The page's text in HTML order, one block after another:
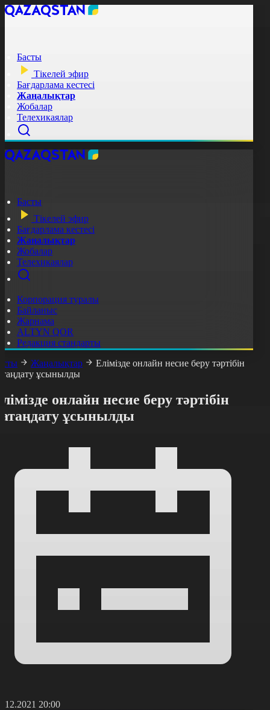
Басты
Тікелей эфир
Бағдарлама кестесі
Жаңалықтар
Жобалар
Телехикаялар
Басты
Тікелей эфир
Бағдарлама кестесі
Жаңалықтар
Жобалар
Телехикаялар
Корпорация туралы
Байланыс
Жарнама
ALTYN QOR
Редакция стандарты
Жаңалықтар
Елімізде онлайн несие беру тәртібін
ұсынылды
онлайн несие беру тәртібін
ұсынылды
20:00